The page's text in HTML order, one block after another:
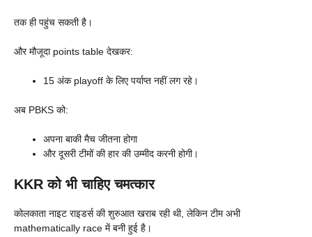
तक ही पहुंच सकती है।
और मौजूदा points table देखकर:
15 अंक playoff के लिए पर्याप्त नहीं लग रहे।
अब PBKS को:
अपना बाकी मैच जीतना होगा
और दूसरी टीमों की हार की उम्मीद करनी होगी।
KKR को भी चाहिए चमत्कार
कोलकाता नाइट राइडर्स की शुरुआत खराब रही थी, लेकिन टीम अभी
mathematically race में बनी हुई है।